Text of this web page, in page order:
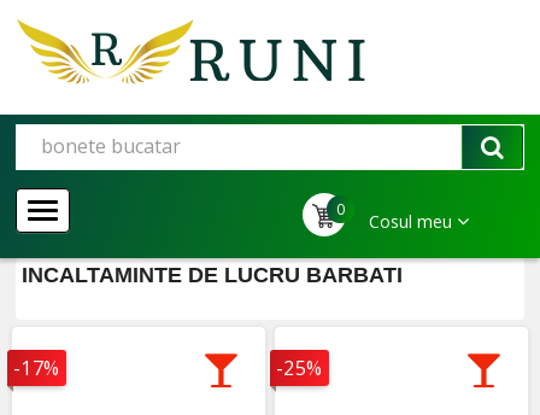
0
Cosul meu
INCALTAMINTE DE LUCRU BARBATI
-17% -25%